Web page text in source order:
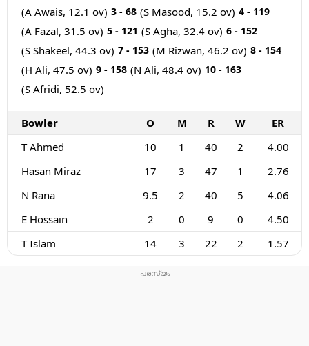
(A Awais, 12.1 ov) 3 - 68 (S Masood, 15.2 ov) 4 - 119
(A Fazal, 31.5 ov) 5 - 121 (S Agha, 32.4 ov) 6 - 152
(S Shakeel, 44.3 ov) 7 - 153 (M Rizwan, 46.2 ov) 8 - 154
(H Ali, 47.5 ov) 9 - 158 (N Ali, 48.4 ov) 10 - 163
(S Afridi, 52.5 ov)
Bowler O M R W
ER
T Ahmed
10 1 40 2
4.00
Hasan Miraz
17 3 47 1
2.76
N Rana
9.5 2 40 5
4.06
E Hossain
2 0 9 0
4.50
T Islam
14 3 22 2 1.57